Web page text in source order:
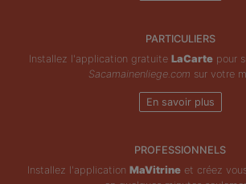
PARTICULIERS
Installez l'application gratuite LaCartepour
Sacamainenliege.com sur votre
En savoir plus
PROFESSIONNELS
Installez l'application MaVitrineet créez